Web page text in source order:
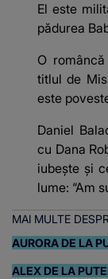
El este
pădurea
O
titlul de
este
Daniel
cu Dana
iubește și
lume: “Am
MAI MULTE
AURORA DE LA
ALEX DE LA